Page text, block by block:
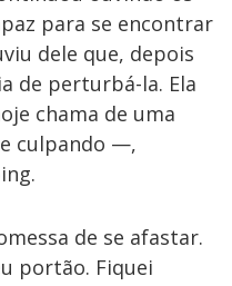
para se encontrar
dele que, depois
de perturbá-la. Ela
chama de uma
culpando —,
de se afastar.
portão. Fiquei